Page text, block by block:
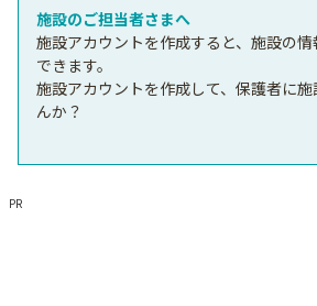
施設のご担当者さまへ
施設アカウントを作成すると、施設の
できます。
施設アカウントを作成して、保護者に
んか？
PR